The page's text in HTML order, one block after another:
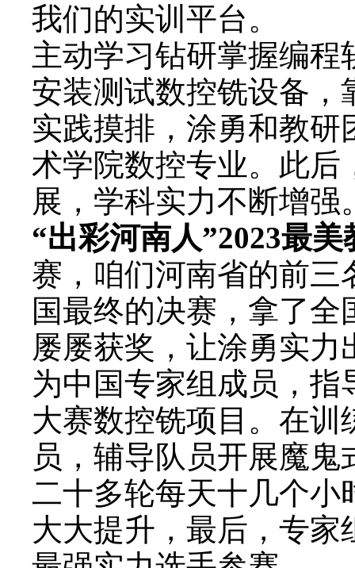
我们的实训平台。
主动学习钻研掌握编
安装测试数控铣设备，
实践摸排，涂勇和教
术学院数控专业。此后
展，学科实力不断增强
“出彩河南人”2023最
赛，咱们河南省的前三
国最终的决赛，拿了
屡屡获奖，让涂勇实力
为中国专家组成员，
大赛数控铣项目。在
员，辅导队员开展魔
二十多轮每天十几个小
大大提升，最后，专